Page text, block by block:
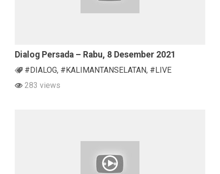
Dialog Persada – Rabu, 8 Desember 2021
#DIALOG, #KALIMANTANSELATAN, #LIVE
283 views